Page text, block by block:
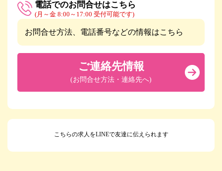
電話でのお問合せはこちら
(月～金 8:00～17:00 受付可能です)
お問合せ方法、電話番号などの情報はこちら
ご連絡先情報
(お問合せ方法・連絡先へ)
こちらの求人をLINEで友達に伝えられます